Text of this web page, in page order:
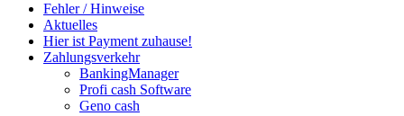
Fehler / Hinweise
Aktuelles
Hier ist Payment zuhause!
Zahlungsverkehr
BankingManager
Profi cash Software
Geno cash